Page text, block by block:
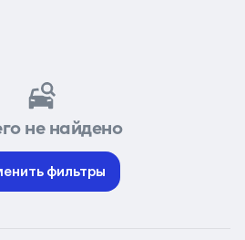
не найдено
фильтры